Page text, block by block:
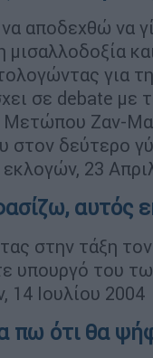
αποδεχθώ να
μισαλλοδοξία
για
σε debate με
Μετώπου Ζαν-
στον δεύτερο
23
αυτός
στην τάξη
υπουργό του
14 Ιουλίου 2004
πω ότι θα